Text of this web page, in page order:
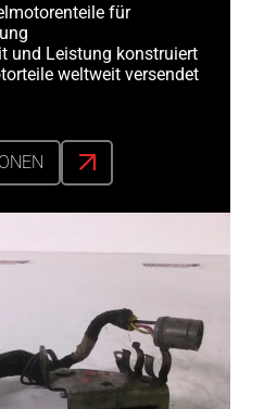
für
und Leistung konstruiert
weltweit versendet